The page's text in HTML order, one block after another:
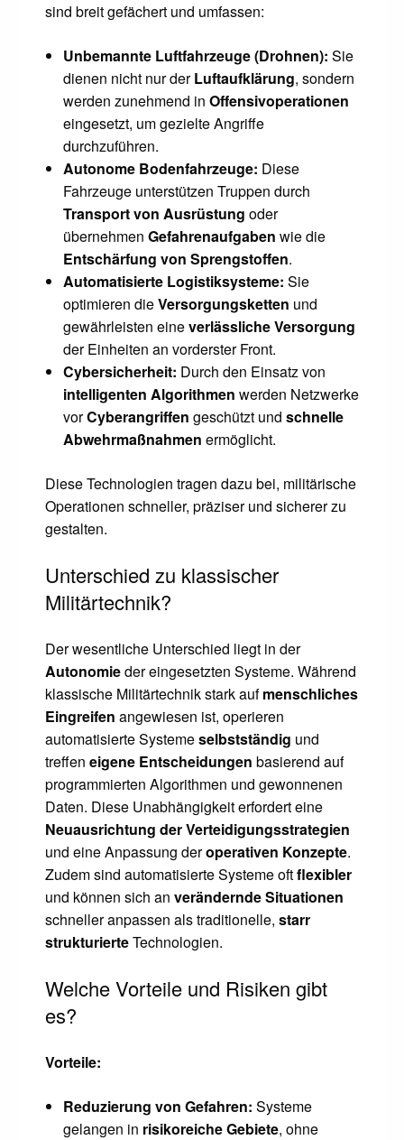
sind breit gefächert und umfassen:
Unbemannte Luftfahrzeuge (Drohnen): Sie
dienen nicht nur derLuftaufklärung, sondern
werden zunehmend in Offensivoperationen
eingesetzt, um gezielte Angriffe
durchzuführen.
Autonome Bodenfahrzeuge: Diese
Fahrzeuge unterstützen Truppen durch
Transport von Ausrüstung oder
übernehmen Gefahrenaufgaben wie die
Entschärfung von Sprengstoffen.
Automatisierte Logistiksysteme: Sie
optimieren dieVersorgungsketten und
gewährleisten eineverlässliche Versorgung
der Einheiten an vorderster Front.
Cybersicherheit: Durch den Einsatz von
intelligenten Algorithmen werden Netzwerke
vorCyberangriffen geschützt und schnelle
Abwehrmaßnahmen ermöglicht.
Diese Technologien tragen dazu bei, militärische
Operationen schneller, präziser und sicherer zu
gestalten.
Unterschied zu klassischer
Militärtechnik?
Der wesentliche Unterschied liegt in der
Autonomieder eingesetzten Systeme. Während
klassische Militärtechnik stark aufmenschliches
Eingreifen angewiesen ist, operieren
automatisierte Systemeselbstständig und
treffen eigene Entscheidungen basierend auf
programmierten Algorithmen und gewonnenen
Daten. Diese Unabhängigkeit erfordert eine
Neuausrichtung der Verteidigungsstrategien
und eine Anpassung deroperativen Konzepte.
Zudem sind automatisierte Systeme oftflexibler
und können sich an verändernde Situationen
schneller anpassen als traditionelle, starr
strukturierteTechnologien.
Welche Vorteile und Risiken gibt
es?
Vorteile:
Reduzierung von Gefahren: Systeme
gelangen in risikoreiche Gebiete, ohne